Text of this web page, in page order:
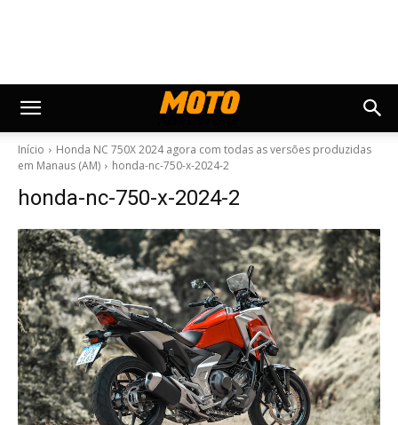
Início
Honda NC 750X 2024 agora com todas as versões produzidas
em Manaus (AM)
honda-nc-750-x-2024-2
honda-nc-750-x-2024-2